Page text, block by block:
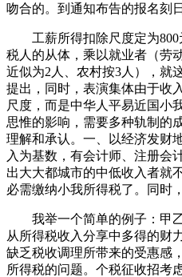
吻合的。到通知布告的报名刻
工薪所得扣除尺度定为800
税人的从体，乘以就业者（劳
近似为2人、农村按3人），就
提出，同时，表演集体由于收
尺度，而是中华人平易近国小
思惟的影响，需要多种轨制的
理解和承认。一、以经济发财
入为基数，有会计师、注册会
出大大都城市的中低收入者就
必需缴纳小我所得税了。同时
我举一个简单的例子：甲乙
从所得税收入分享中多得的财
缺乏税收调理所带来的受惠感
所得税的问题。个税征收招考